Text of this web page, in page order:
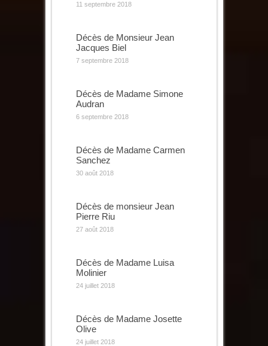
11 septembre 2018
Décès de Monsieur Jean
Jacques Biel
7 septembre 2018
Décès de Madame Simone
Audran
6 septembre 2018
Décès de Madame Carmen
Sanchez
30 août 2018
Décès de monsieur Jean
Pierre Riu
27 août 2018
Décès de Madame Luisa
Molinier
24 juillet 2018
Décès de Madame Josette
Olive
24 juillet 2018